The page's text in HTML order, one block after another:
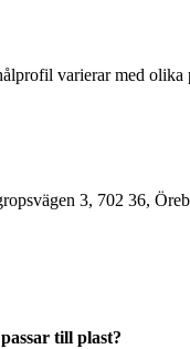
varierar med
3, 702 36,
till plast?